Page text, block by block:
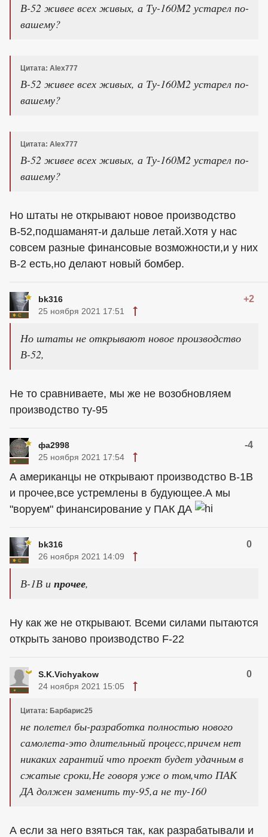
В-52 живее всех живых, а Ту-160М2 устарел по-
вашему?
Цитата: Alex777
В-52 живее всех живых, а Ту-160М2 устарел по-
вашему?
Цитата: Alex777
В-52 живее всех живых, а Ту-160М2 устарел по-
вашему?
Но штаты не открывают новое производство
В-52,подшаманят-и дальше летай.Хотя у нас
совсем разные финансовые возможности,и у них
В-2 есть,но делают новый бомбер.
bk316 +2
25 ноября 2021 17:51
Но штаты не открывают новое производство
В-52,
Не то сравниваете, мы же не возобновляем
производство ту-95
фа2998 -4
25 ноября 2021 17:54
А американцы не открывают производство В-1В
и прочее,все устремлены в будующее.А мы
"воруем" финансирование у ПАК ДА
bk316 0
26 ноября 2021 14:09
В-1В и прочее,
Ну как же не открывают. Всеми силами пытаются
открыть заново производство F-22
S.K.Vichyakow 0
24 ноября 2021 15:05
Цитата: Барбарис25
не полетел бы-разработка полностью нового
самолета-это длительный процесс,причем нет
никаких гарантий что проект будет удачным в
сжатые сроки,Не говоря уже о том,что ПАК
ДА должен заменить ту-95,а не ту-160
А если за него взяться так, как разрабатывали и